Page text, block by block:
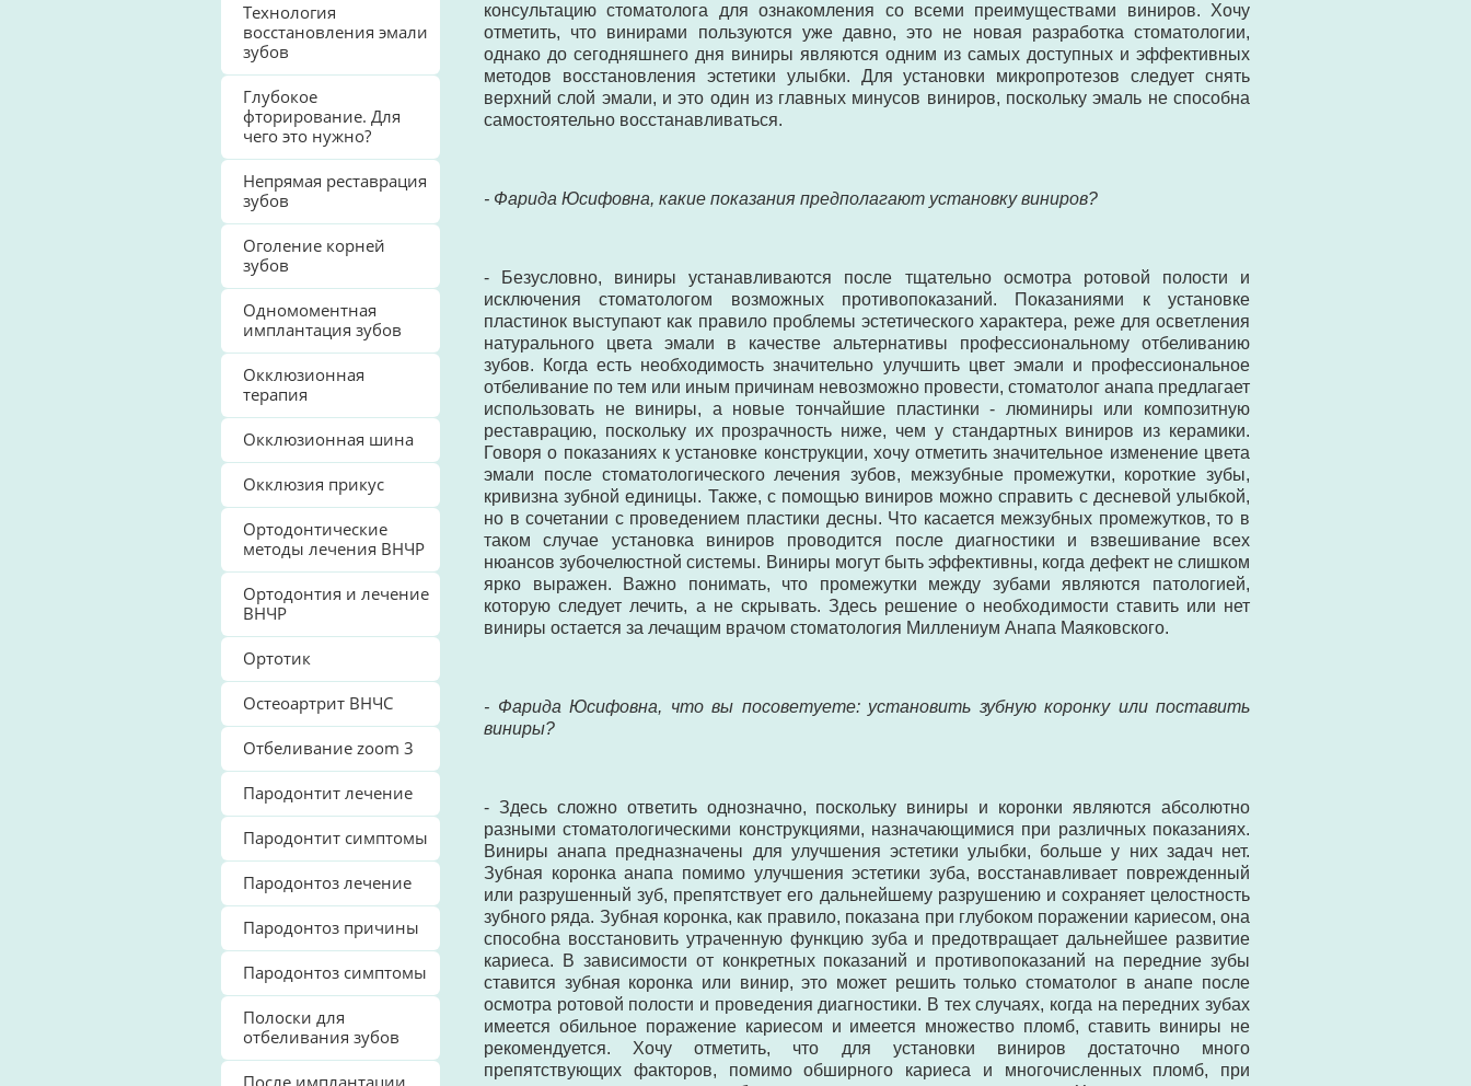
Технология
восстановления эмали
зубов
Глубокое
фторирование. Для
чего это нужно?
Непрямая реставрация
зубов
Оголение корней
зубов
Одномоментная
имплантация зубов
Окклюзионная
терапия
Окклюзионная шина
Окклюзия прикус
Ортодонтические
методы лечения ВНЧР
Ортодонтия и лечение
ВНЧР
Ортотик
Остеоартрит ВНЧС
Отбеливание zoom 3
Пародонтит лечение
Пародонтит симптомы
Пародонтоз лечение
Пародонтоз причины
Пародонтоз симптомы
Полоски для
отбеливания зубов
После имплантации
консультацию стоматолога для ознакомления со всеми преимуществами виниров. Хочу
отметить, что винирами пользуются уже давно, это не новая разработка стоматологии,
однако до сегодняшнего дня виниры являются одним из самых доступных и эффективных
методов восстановления эстетики улыбки. Для установки микропротезов следует снять
верхний слой эмали, и это один из главных минусов виниров, поскольку эмаль не способна
самостоятельно восстанавливаться.
- Фарида Юсифовна, какие показания предполагают установку виниров?
- Безусловно, виниры устанавливаются после тщательно осмотра ротовой полости и
исключения стоматологом возможных противопоказаний. Показаниями к установке
пластинок выступают как правило проблемы эстетического характера, реже для осветления
натурального цвета эмали в качестве альтернативы профессиональному отбеливанию
зубов. Когда есть необходимость значительно улучшить цвет эмали и профессиональное
отбеливание по тем или иным причинам невозможно провести, стоматолог анапа предлагает
использовать не виниры, а новые тончайшие пластинки - люминиры или композитную
реставрацию, поскольку их прозрачность ниже, чем у стандартных виниров из керамики.
Говоря о показаниях к установке конструкции, хочу отметить значительное изменение цвета
эмали после стоматологического лечения зубов, межзубные промежутки, короткие зубы,
кривизна зубной единицы. Также, с помощью виниров можно справить с десневой улыбкой,
но в сочетании с проведением пластики десны. Что касается межзубных промежутков, то в
таком случае установка виниров проводится после диагностики и взвешивание всех
нюансов зубочелюстной системы. Виниры могут быть эффективны, когда дефект не слишком
ярко выражен. Важно понимать, что промежутки между зубами являются патологией,
которую следует лечить, а не скрывать. Здесь решение о необходимости ставить или нет
виниры остается за лечащим врачом стоматология Миллениум Анапа Маяковского.
- Фарида Юсифовна, что вы посоветуете: установить зубную коронку или поставить
виниры?
- Здесь сложно ответить однозначно, поскольку виниры и коронки являются абсолютно
разными стоматологическими конструкциями, назначающимися при различных показаниях.
Виниры анапа предназначены для улучшения эстетики улыбки, больше у них задач нет.
Зубная коронка анапа помимо улучшения эстетики зуба, восстанавливает поврежденный
или разрушенный зуб, препятствует его дальнейшему разрушению и сохраняет целостность
зубного ряда. Зубная коронка, как правило, показана при глубоком поражении кариесом, она
способна восстановить утраченную функцию зуба и предотвращает дальнейшее развитие
кариеса. В зависимости от конкретных показаний и противопоказаний на передние зубы
ставится зубная коронка или винир, это может решить только стоматолог в анапе после
осмотра ротовой полости и проведения диагностики. В тех случаях, когда на передних зубах
имеется обильное поражение кариесом и имеется множество пломб, ставить виниры не
рекомендуется. Хочу отметить, что для установки виниров достаточно много
препятствующих факторов, помимо обширного кариеса и многочисленных пломб, при